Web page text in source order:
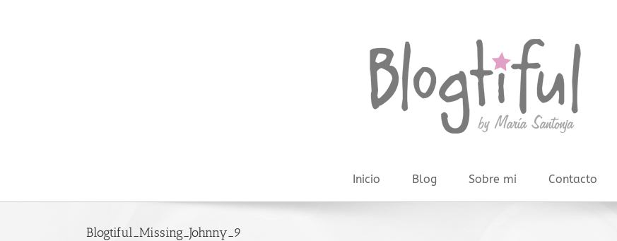
Inicio Blog Sobre mi Contacto
Blogtiful_Missing_Johnny_9